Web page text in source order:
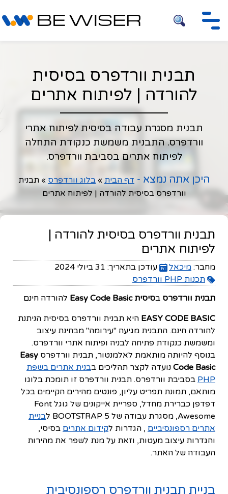
חיפוש
תבנית וורדפרס בסיסית
להורדה | לפיתוח אתרים
תבנית מסגרת עבודה בסיסית לפיתוח אתרי
וורדפרס. התבנית משמשת כנקודת התחלה
לפיתוח אתרים בסביבת וורדפרס.
היכן אתה נמצא - דף הבית » בלוג וורדפרס » תבנית
וורדפרס בסיסית להורדה | לפיתוח אתרים
תבנית וורדפרס בסיסית להורדה |
לפיתוח אתרים
מחבר: מיכאל עודכן בתאריך: 31 ביולי 2024
תכנות PHP וורדפרס
תבנית וורדפרס בסיסית Easy Code Basic
להורדה חינם
EASY CODE BASIC היא תבנית וורדפרס בסיסית הניתנת
להורדה חינם. התבנית מגיעה "עירומה" מבחינת עיצוב
ומשמשת כנקודת פתיחה לבניה ופיתוח אתרי וורדפרס.
בנוסף להיותה מותאמת לאלמנטור, תבנית וורדפרס Easy
Code Basic נועדה לקצר תהליכים בבנית אתרים בשפת
PHP בסביבת וורדפרס. תבנית וורדפרס זו תומכת בלוגו
מותאם, תמונת תפריט עליון, פונטים מהירים הקיימים בכל
דפדפן כברירת מחדל, ספריית אייקונים של גוגל Font
Awesome, מסגרת עבודה של BOOTSTRAP 5 ל
בניית
אתרים רספונסיביים , הגדרות לקידום אתרים בסיסי,
והגדרות עיצוב מעטות, וזאת על מנת לשפר את מהירות
העבודה של האתר.
בניית תבנית וורדפרס רספונסיבית